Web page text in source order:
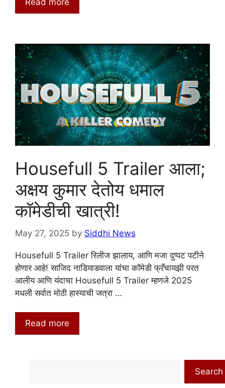
Read more
Housefull 5 Trailer आला;
अक्षय कुमार देतोय धमाल
कॉमेडीची खात्री!
May 27, 2025 by Siddhi News
Housefull 5 Trailer रिलीज झालाय, आणि मजा दुप्पट पटीने
होणार आहे! साजिद नाडियाडवाला यांचा कॉमेडी फ्रँचायझी परत
आलीय आणि यंदाचा Housefull 5 Trailer म्हणजे 2025
मधली सर्वात मोठी हास्याची जत्रा …
Read more
Search